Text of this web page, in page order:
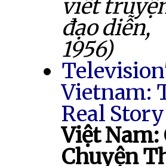
viết
đạo diễn,
1956)
Vietnam:
Real Story
Việt Nam:
Chuyện